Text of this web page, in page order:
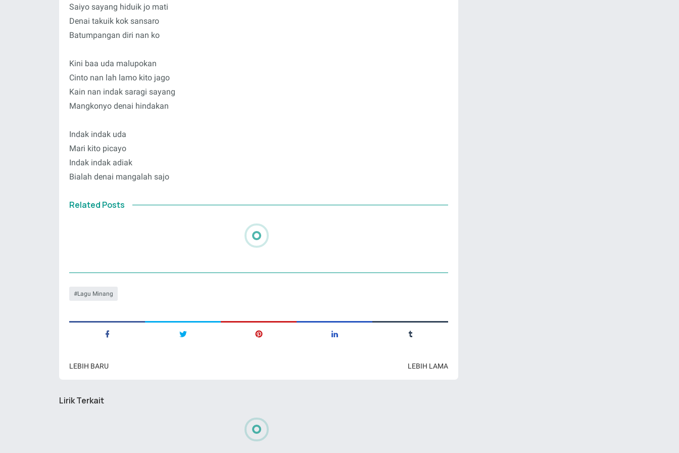
Saiyo sayang hiduik jo mati
Denai takuik kok sansaro
Batumpangan diri nan ko
Kini baa uda malupokan
Cinto nan lah lamo kito jago
Kain nan indak saragi sayang
Mangkonyo denai hindakan
Indak indak uda
Mari kito picayo
Indak indak adiak
Bialah denai mangalah sajo
Related Posts
Lagu Minang
LEBIH BARU LEBIH LAMA
Lirik Terkait